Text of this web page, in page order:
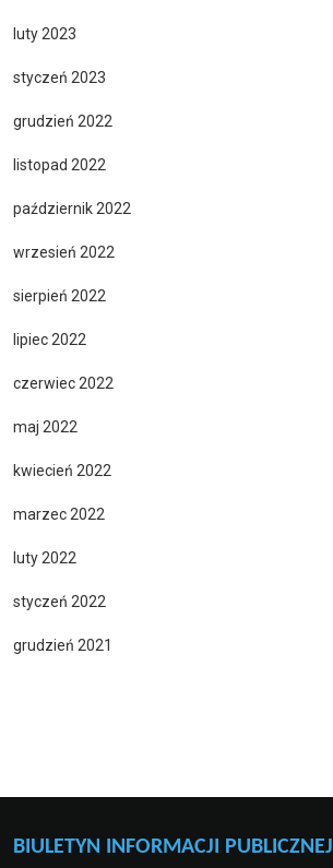
luty 2023
styczeń 2023
grudzień 2022
listopad 2022
październik 2022
wrzesień 2022
sierpień 2022
lipiec 2022
czerwiec 2022
maj 2022
kwiecień 2022
marzec 2022
luty 2022
styczeń 2022
grudzień 2021
BIULETYN INFORMACJI PUBLICZNEJ